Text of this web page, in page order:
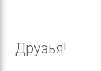
Друзья!